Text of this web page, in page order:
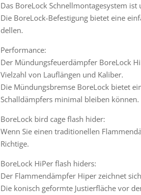
Das BoreLock Schnellmontagesystem
Die BoreLock-Befestigung bietet eine
dellen.
Performance:
Der Mündungsfeuerdämpfer BoreLock
Vielzahl von Lauflängen und Kaliber.
Die Mündungsbremse BoreLock bietet
Schalldämpfers minimal bleiben können.
BoreLock bird cage flash hider:
Wenn Sie einen traditionellen
Richtige.
BoreLock HiPer flash hiders:
Der Flammendämpfer Hiper zeichnet
Die konisch geformte Justierfläche vor